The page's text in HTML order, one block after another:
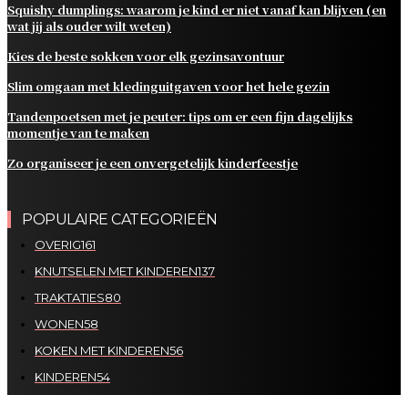
Squishy dumplings: waarom je kind er niet vanaf kan blijven (en
wat jij als ouder wilt weten)
Kies de beste sokken voor elk gezinsavontuur
Slim omgaan met kledinguitgaven voor het hele gezin
Tandenpoetsen met je peuter: tips om er een fijn dagelijks
momentje van te maken
Zo organiseer je een onvergetelijk kinderfeestje
POPULAIRE CATEGORIEËN
OVERIG161
KNUTSELEN MET KINDEREN137
TRAKTATIES80
WONEN58
KOKEN MET KINDEREN56
KINDEREN54